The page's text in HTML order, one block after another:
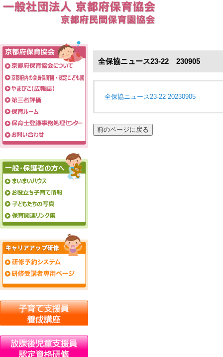
全保協ニュース23-22 230905
全保協ニュース23-22 20230905